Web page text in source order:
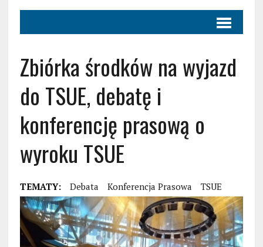
Zbiórka środków na wyjazd
do TSUE, debatę i
konferencję prasową o
wyroku TSUE
TEMATY: Debata Konferencja Prasowa TSUE